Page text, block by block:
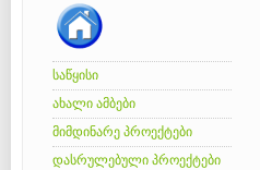
საწყისი
ახალი ამბები
მიმდინარე პროექტები
დასრულებული პროექტები